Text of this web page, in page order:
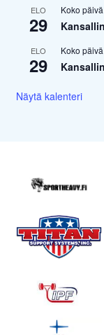
ELO
29
Koko päivä
ELO
29
Koko päivä
Näytä kalenteri